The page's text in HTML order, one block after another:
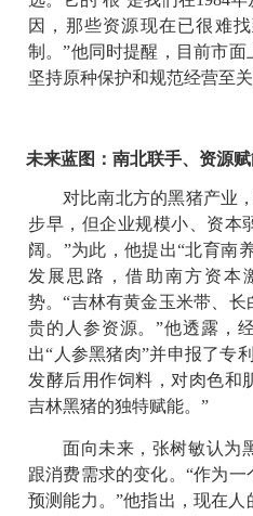
因，那些资源现在已很难
制。”他同时提醒，目前市面
坚持原种保护和规范经营至关
未来蓝图：南北联手、资源
对比南北方的黑猪产业
步早，但企业规模小、资本
阔。”为此，他提出“北育南
发展思路，借助南方资本
势。“吉林有黄金玉米带、
贵的人参资源。”他透露，
出“人参黑猪肉”并申报了专
发酵后用作饲料，对肉色和
吉林黑猪的独特赋能。”
面向未来，张树敏认为
跟消费需求的变化。“作为
预测能力。”他指出，现在